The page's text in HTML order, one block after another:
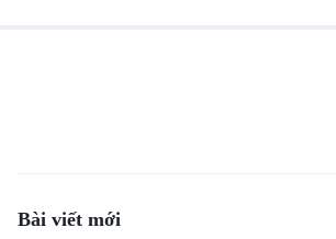
Bài viết mới